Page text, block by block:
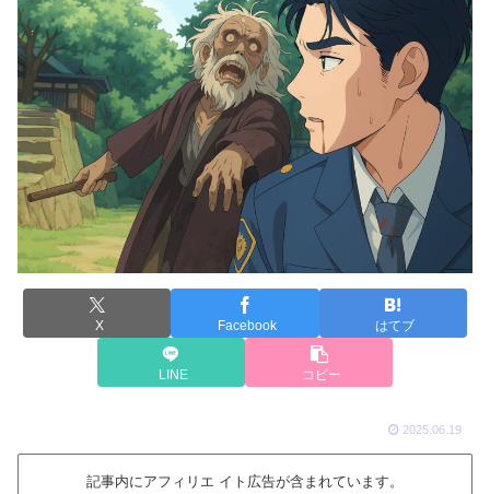
X Facebook はてブ
LINE コピー
2025.06.19
記事内にアフィリエ イト広告が含まれています。